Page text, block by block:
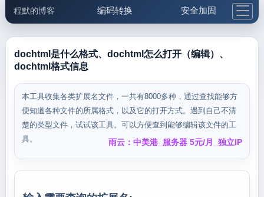
程默的博客 编码转换 安全加固
邮件工具 生活便民 更多工具
dochtml是什么格式、dochtml怎么打开（编辑）、
dochtml格式信息
本工具收集各类扩展名文件，一共有8000多种，通过查找能够方
便知道各种文件的所属格式，以及它的打开方式。遇到自己不清
楚的类型文件，试试该工具。可以方便查到能够编辑该文件的工
具。
雨云：中美港_服务器 5元/月_独立IP